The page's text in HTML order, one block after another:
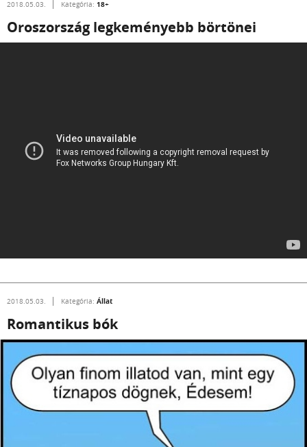
2018.05.03. Kategória: 18+
Oroszország legkeményebb börtönei
2018.05.03. Kategória: Állat
Romantikus bók